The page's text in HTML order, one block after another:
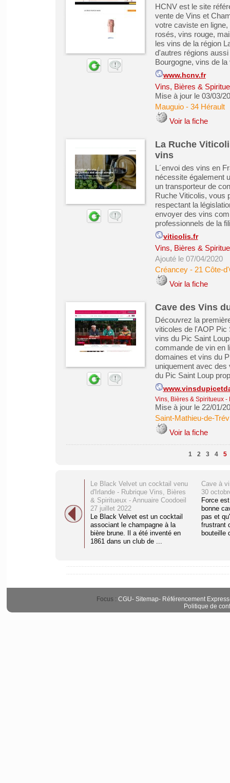
HCNV est le site
vente de Vins et
votre caviste en
rosés, vins rouge,
les vins de la région
d'autres régions
Bourgogne, vins de la
www.hcnv.fr
Vins, Bières &
Mise à jour le 03/03/
Mauguio- 34 Hérault
Voir la fiche
La Ruche
vins
L´envoi des vins en
nécessite également
un transporteur de
Ruche Viticolis, vous
respectant la
envoyer des vins
professionnels de la
viticolis.fr
Vins, Bières &
Ajouté le 07/04/2020
Créancey- 21 Côte-
Voir la fiche
Cave des Vins
Découvrez la
viticoles de l'AOP Pic
vins du Pic Saint
commande de vin en
domaines et vins du
uniquement avec
du Pic Saint Loup
Vins, Bières & Spiritueux-
Mise à jour le 22/01/
Saint-Mathieu-de-
Voir la fiche
1 2 3 4 5
Le Black Velvet un cocktail venu
d'Irlande - Rubrique Vins, Bières
& Spiritueux - Annuaire Coodoeil
27 juillet 2022
Le Black Velvet est un cocktail
associant le champagne à la
bière brune. Il a été inventé en
1861 dans un club de ...
Cave à
30
Force
bonne
pas et
frustrant
bouteille
Focus : CGU- Sitemap- Référencement Express
Politique de